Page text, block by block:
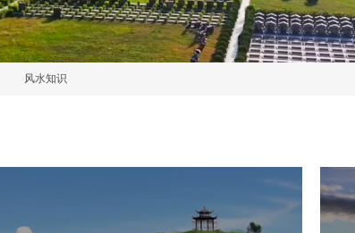
风水知识